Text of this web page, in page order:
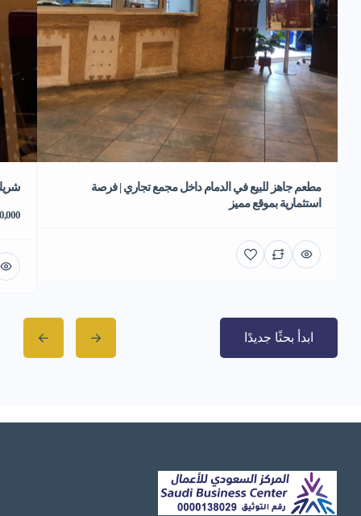
مطعم جاهز للبيع في الدمام داخل مجمع تجاري | فرصة
استثمارية بموقع مميز
70,000
ابدأ بحثًا جديدًا